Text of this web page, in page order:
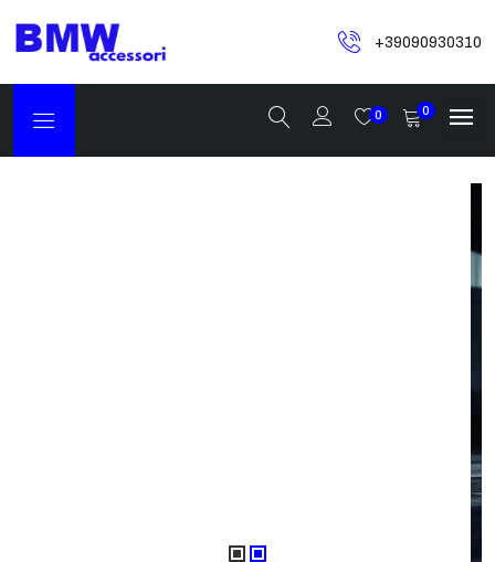
+39090930310
0 0